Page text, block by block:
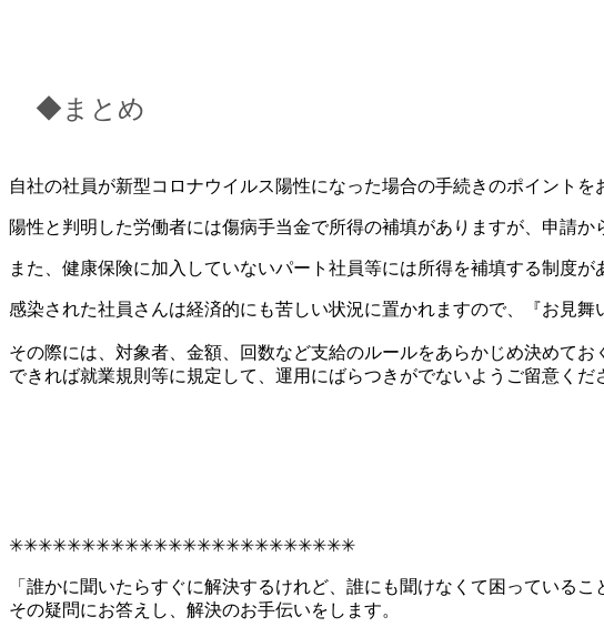
◆まとめ
自社の社員が新型コロナウイルス陽性になった場合の手続きのポイントを
陽性と判明した労働者には傷病手当金で所得の補填がありますが、申請か
また、健康保険に加入していないパート社員等には所得を補填する制度が
感染された社員さんは経済的にも苦しい状況に置かれますので、『お見
その際には、対象者、金額、回数など支給のルールをあらかじめ決めてお
できれば就業規則等に規定して、運用にばらつきがでないようご留意くだ
✳︎✳︎✳︎✳︎✳︎✳︎✳︎✳︎✳︎✳︎✳︎✳︎✳︎✳︎✳︎✳︎✳︎✳︎✳︎✳︎✳︎✳︎✳︎✳︎
「誰かに聞いたらすぐに解決するけれど、誰にも聞けなくて困っているこ
その疑問にお答えし、解決のお手伝いをします。